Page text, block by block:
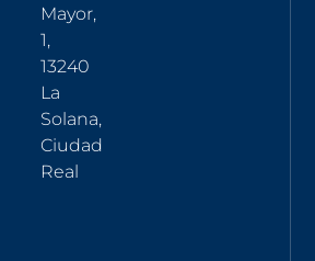
Mayor,
1,
13240
La
Solana,
Ciudad
Real